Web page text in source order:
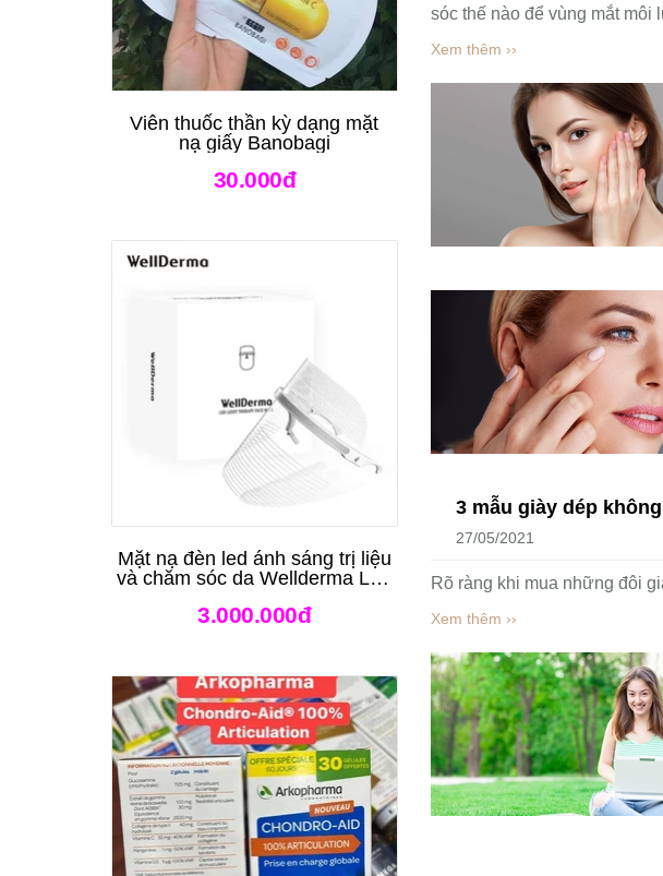
sóc thế nào để vùng mắt
Xem thêm ››
Viên thuốc thần kỳ dạng mặt
nạ giấy Banobagi
30.000đ
Mặt nạ đèn led ánh sáng trị liệu
và chăm sóc da Wellderma Led
Mask
3.000.000đ